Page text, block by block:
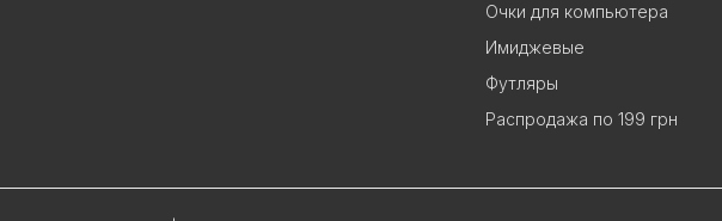
Очки для компьютера
Имиджевые
Футляры
Распродажа по 199 грн